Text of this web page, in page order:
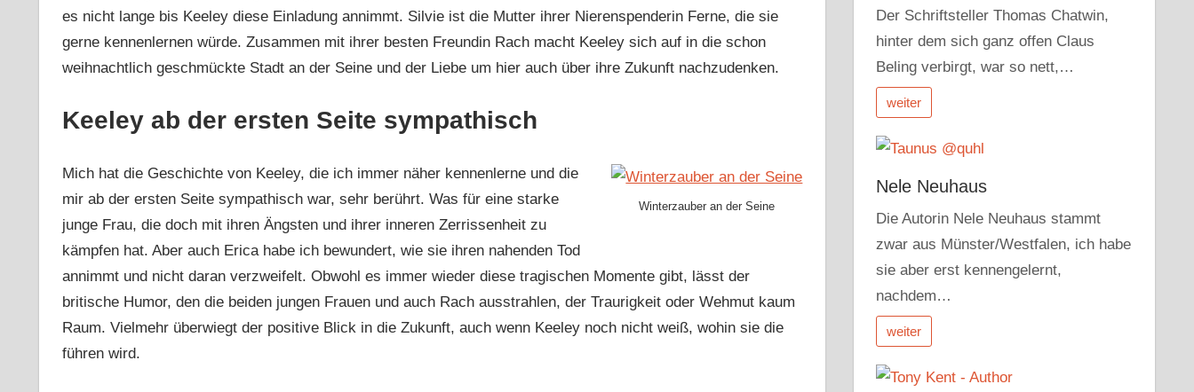
es nicht lange bis Keeley diese Einladung annimmt. Silvie ist die Mutter ihrer Nierenspenderin Ferne, die sie
gerne kennenlernen würde. Zusammen mit ihrer besten Freundin Rach macht Keeley sich auf in die schon
weihnachtlich geschmückte Stadt an der Seine und der Liebe um hier auch über ihre Zukunft nachzudenken.
Keeley ab der ersten Seite sympathisch
Winterzauber an der Seine
Mich hat die Geschichte von Keeley, die ich immer näher kennenlerne und die
mir ab der ersten Seite sympathisch war, sehr berührt. Was für eine starke
junge Frau, die doch mit ihren Ängsten und ihrer inneren Zerrissenheit zu
kämpfen hat. Aber auch Erica habe ich bewundert, wie sie ihren nahenden Tod
annimmt und nicht daran verzweifelt. Obwohl es immer wieder diese tragischen Momente gibt, lässt der
britische Humor, den die beiden jungen Frauen und auch Rach ausstrahlen, der Traurigkeit oder Wehmut kaum
Raum. Vielmehr überwiegt der positive Blick in die Zukunft, auch wenn Keeley noch nicht weiß, wohin sie die
führen wird.
Der Schriftsteller Thomas Chatwin,
hinter dem sich ganz offen Claus
Beling verbirgt, war so nett,…
weiter
Nele Neuhaus
Die Autorin Nele Neuhaus stammt
zwar aus Münster/Westfalen, ich habe
sie aber erst kennengelernt,
nachdem…
weiter